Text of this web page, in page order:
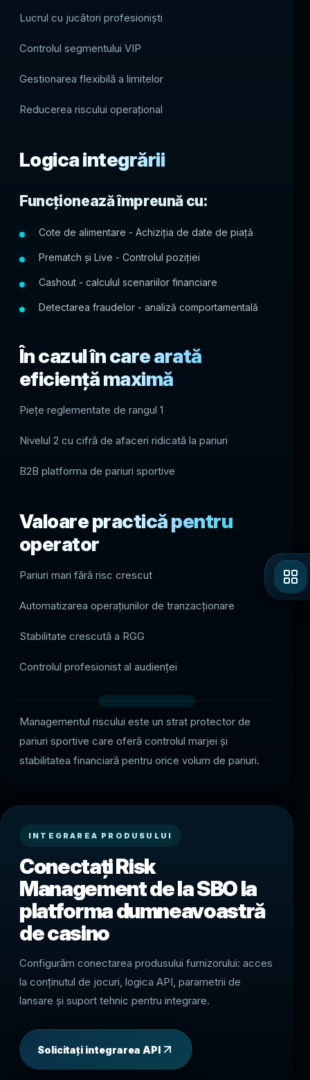
Lucrul cu jucători profesioniști
Controlul segmentului VIP
Gestionarea flexibilă a limitelor
Reducerea riscului operațional
Logica integrării
Funcționează împreună cu:
Cote de alimentare - Achiziția de date de piață
Prematch și Live - Controlul poziției
Cashout - calculul scenariilor financiare
Detectarea fraudelor - analiză comportamentală
În cazul în care arată
eficiență maximă
Piețe reglementate de rangul 1
Nivelul 2 cu cifră de afaceri ridicată la pariuri
B2B platforma de pariuri sportive
Valoare practică pentru
operator
Pariuri mari fără risc crescut
Automatizarea operațiunilor de tranzacționare
Stabilitate crescută a RGG
Controlul profesionist al audienței
Managementul riscului este un strat protector de
pariuri sportive care oferă controlul marjei și
stabilitatea financiară pentru orice volum de pariuri.
INTEGRAREA PRODUSULUI
Conectați Risk
Management de la SBO la
platforma dumneavoastră
de casino
Configurăm conectarea produsului furnizorului: acces
la conținutul de jocuri, logica API, parametrii de
lansare și suport tehnic pentru integrare.
Solicitați integrarea API